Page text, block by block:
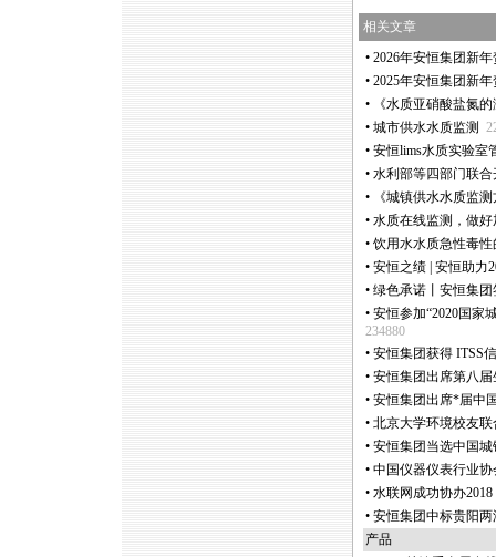
相关文章
• 2026年安恒集团新
• 2025年安恒集团新
•
《水质亚硝酸盐氮
• 城市供水水质监测
• 安恒lims水质实验室
• 水利部等四部门联
•
《城镇供水水质监
• 水质在线监测，做
• 饮用水水质急性毒
• 安恒之绩 | 安恒助力
• 绿色承诺丨安恒集
• 安恒参加“2020国家
234880
• 安恒集团获得 ITSS
• 安恒集团出席第八
• 安恒集团出席*届中
• 北京大学环境校友
• 安恒集团当选中国
• 中国仪器仪表行业协
• 水联网成功协办
• 安恒集团中标贵阳两
产品